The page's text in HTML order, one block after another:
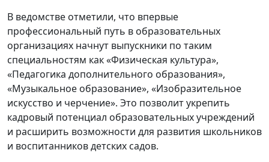
В ведомстве отметили, что впервые
профессиональный путь в образовательных
организациях начнут выпускники по таким
специальностям как «Физическая культура»,
«Педагогика дополнительного образования»,
«Музыкальное образование», «Изобразительное
искусство и черчение». Это позволит укрепить
кадровый потенциал образовательных учреждений
и расширить возможности для развития школьников
и воспитанников детских садов.